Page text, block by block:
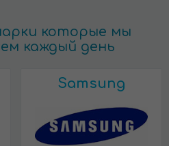
которые мы
каждый день
Samsung